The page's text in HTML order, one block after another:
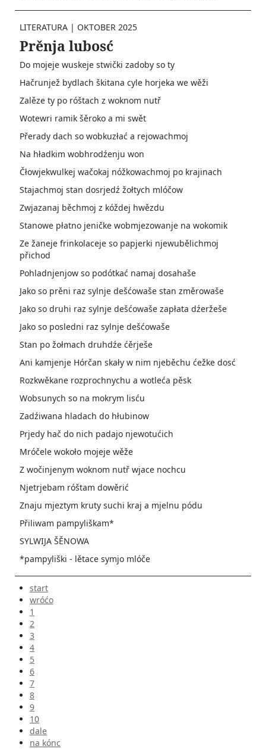
LITERATURA | OKTOBER 2025
Prěnja lubosć
Do mojeje wuskeje stwički zadoby so ty
Hačrunjež bydlach škitana cyle horjeka we wěži
Zalěze ty po róštach z woknom nutř
Wotewri ramik šěroko a mi swět
Přerady dach so wobkuzłać a rejowachmoj
Na hładkim wobhrodźenju won
Čłowjekwulkej wačokaj nóžkowachmoj po krajinach
Stajachmoj stan dosrjedź žołtych mlóčow
Zwjazanaj běchmoj z kóždej hwězdu
Stanowe płatno jeničke wobmjezowanje na wokomik
Ze žaneje frinkolaceje so papjerki njewubělichmoj
přichod
Pohladnjenjow so podótkać namaj dosahaše
Jako so prěni raz sylnje dešćowaše stan změrowaše
Jako so druhi raz sylnje dešćowaše zapłata dźeržeše
Jako so posledni raz sylnje dešćowaše
Stan po žołmach druhdźe ćěrješe
Ani kamjenje Hórčan skały w nim njeběchu ćežke dosć
Rozkwěkane rozprochnychu a wotleća pěsk
Wobsunych so na mokrym lisću
Zadźiwana hladach do hłubinow
Prjedy hač do nich padajo njewotućich
Mróčele wokoło mojeje wěže
Z wočinjenym woknom nutř wjace nochcu
Njetrjebam róštam dowěrić
Znaju mjeztym kruty suchi kraj a mjelnu pódu
Přiliwam pampyliškam*
SYLWIJA ŠĚNOWA
*pampyliški - lětace symjo mlóče
start
wróćo
1
2
3
4
5
6
7
8
9
10
dale
na kónc